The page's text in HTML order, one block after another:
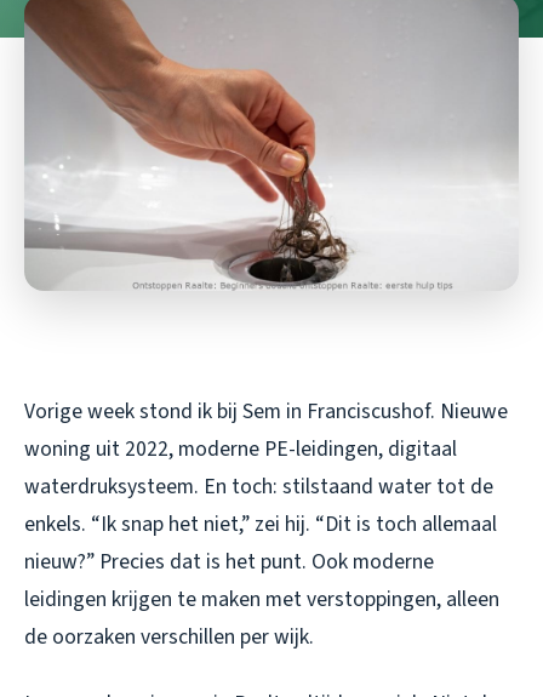
Vorige week stond ik bij Sem in Franciscushof. Nieuwe
woning uit 2022, moderne PE-leidingen, digitaal
waterdruksysteem. En toch: stilstaand water tot de
enkels. “Ik snap het niet,” zei hij. “Dit is toch allemaal
nieuw?” Precies dat is het punt. Ook moderne
leidingen krijgen te maken met verstoppingen, alleen
de oorzaken verschillen per wijk.